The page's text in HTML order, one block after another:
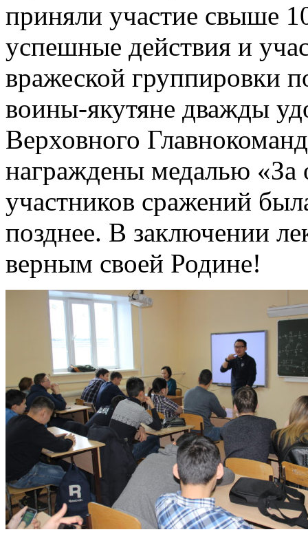
приняли участие свыше
успешные действия и
вражеской группировки
воины-якутяне дважды
Верховного
награждены медалью «За
участников сражений
позднее. В заключении
верным своей Родине!